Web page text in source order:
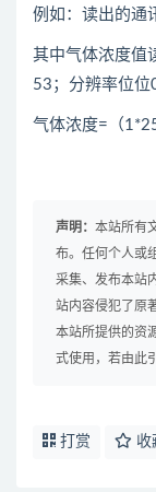
例如：读出的通
其中气体浓度值
53；分辨率位位
气体浓度=（
声明： 本站所有
布。任何个人或
采集、发布本站
站内容侵犯了原
本站所提供的资
式使用，若由此
打赏 收